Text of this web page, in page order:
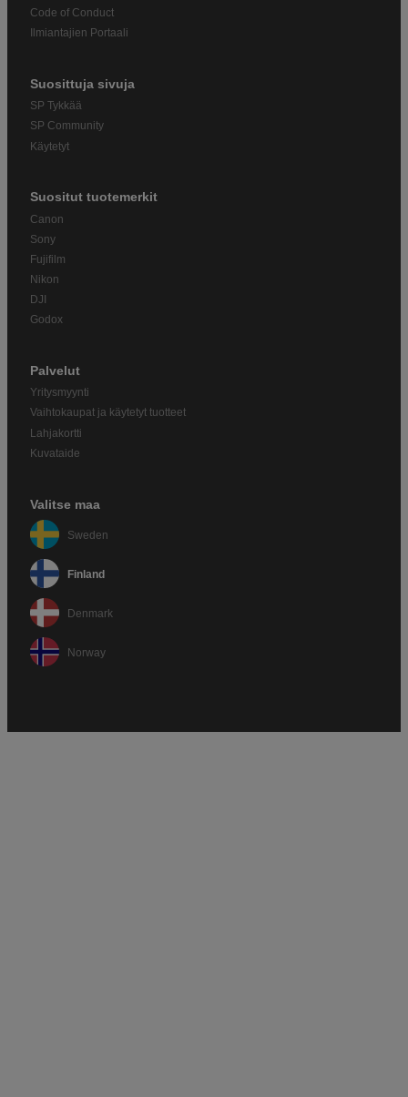
Code of Conduct
Ilmiantajien Portaali
Suosittuja sivuja
SP Tykkää
SP Community
Käytetyt
Suositut tuotemerkit
Canon
Sony
Fujifilm
Nikon
DJI
Godox
Palvelut
Yritysmyynti
Vaihtokaupat ja käytetyt tuotteet
Lahjakortti
Kuvataide
Valitse maa
Sweden
Finland
Denmark
Norway